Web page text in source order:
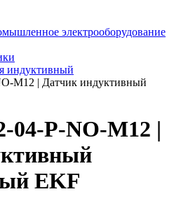
электрооборудование
индуктивный
M12 | Датчик индуктивный
04-P-NO-M12 |
EKF